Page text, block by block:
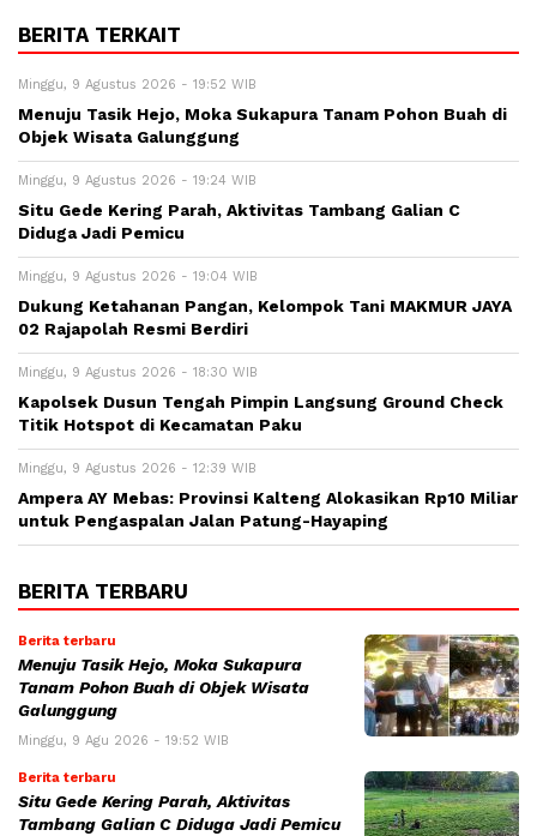
BERITA TERKAIT
Minggu, 9 Agustus 2026 - 19:52 WIB
Menuju Tasik Hejo, Moka Sukapura Tanam Pohon Buah di
Objek Wisata Galunggung
Minggu, 9 Agustus 2026 - 19:24 WIB
Situ Gede Kering Parah, Aktivitas Tambang Galian C
Diduga Jadi Pemicu
Minggu, 9 Agustus 2026 - 19:04 WIB
Dukung Ketahanan Pangan, Kelompok Tani MAKMUR JAYA
02 Rajapolah Resmi Berdiri
Minggu, 9 Agustus 2026 - 18:30 WIB
Kapolsek Dusun Tengah Pimpin Langsung Ground Check
Titik Hotspot di Kecamatan Paku
Minggu, 9 Agustus 2026 - 12:39 WIB
Ampera AY Mebas: Provinsi Kalteng Alokasikan Rp10 Miliar
untuk Pengaspalan Jalan Patung-Hayaping
BERITA TERBARU
Berita terbaru
Menuju Tasik Hejo, Moka Sukapura
Tanam Pohon Buah di Objek Wisata
Galunggung
Minggu, 9 Agu 2026 - 19:52 WIB
Berita terbaru
Situ Gede Kering Parah, Aktivitas
Tambang Galian C Diduga Jadi Pemicu